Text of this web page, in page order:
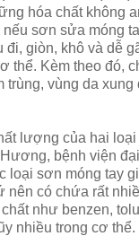
hóa chất không
nếu sơn sửa móng
đi, giòn, khô và dễ
thể. Kèm theo đó,
trùng, vùng da xung
lượng của hai loại
bệnh viện
loại sơn móng tay
nên có chứa rất
như benzen,
nhiều trong cơ thể.